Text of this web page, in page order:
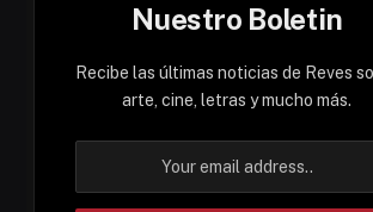
Nuestro Boletin
Recibe las últimas noticias de Reves
arte, cine, letras y mucho más.